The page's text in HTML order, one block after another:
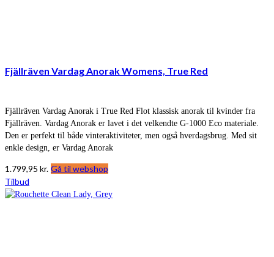
Fjällräven Vardag Anorak Womens, True Red
Fjällräven Vardag Anorak i True Red Flot klassisk anorak til kvinder fra
Fjällräven. Vardag Anorak er lavet i det velkendte G-1000 Eco materiale.
Den er perfekt til både vinteraktiviteter, men også hverdagsbrug. Med sit
enkle design, er Vardag Anorak
1.799,95 kr. Gå til webshop
Tilbud